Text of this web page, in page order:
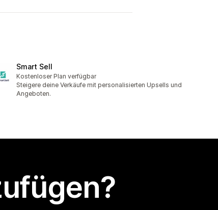
Smart Sell
Kostenloser Plan verfügbar
Steigere deine Verkäufe mit personalisierten Upsells und
Angeboten.